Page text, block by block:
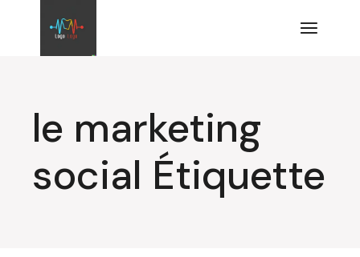
contenu
le marketing
social Étiquette